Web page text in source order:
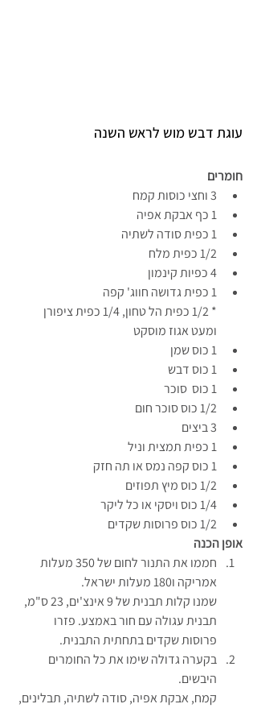
עוגת דבש מוש לראש השנה
חומרים
3 וחצי כוסות קמח
1 כף אבקת אפיה
1 כפית סודה לשתיה
1/2 כפית מלח
4 כפיות קינמון
1 כפית גדושה חווג' קפה
* 1/2 כפית הל טחון, 1/4 כפית ציפורן
ומעט אגוז מוסקט
1 כוס שמן
1 כוס דבש
1 כוס  סוכר
1/2 כוס סוכר חום
3 ביצים
1 כפית תמצית וניל
1 כוס קפה נמס או תה חזק
1/2 כוס מיץ תפוזים
1/4 כוס ויסקי או כל ליקר
1/2 כוס פרוסות שקדים
אופן הכנה
חממו את התנור לחום של 350 מעלות
אמריקה ו180 מעלות ישראל.
שמנו קלות תבנית של 9 אינצ'ים, 23 ס"מ,
תבנית עגולה עם חור באמצע. פזרו
פרוסות שקדים בתחתית התבנית.
בקערה גדולה שימו את כל החומרים
היבשים.
קמח, אבקת אפיה, סודה לשתיה, תבלינים,